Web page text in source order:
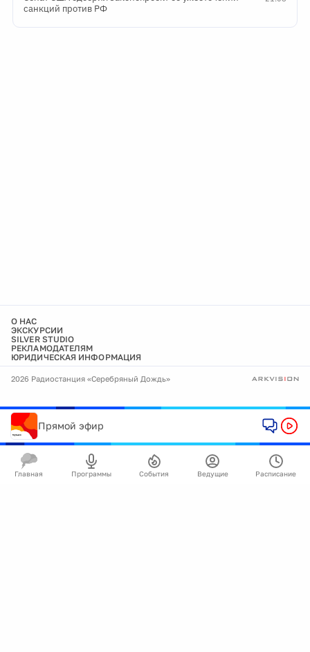
санкций против РФ
О НАС
ЭКСКУРСИИ
SILVER STUDIO
РЕКЛАМОДАТЕЛЯМ
ЮРИДИЧЕСКАЯ ИНФОРМАЦИЯ
2026 Радиостанция «Серебряный Дождь»
Прямой эфир
Главная Программы События Ведущие Расписание